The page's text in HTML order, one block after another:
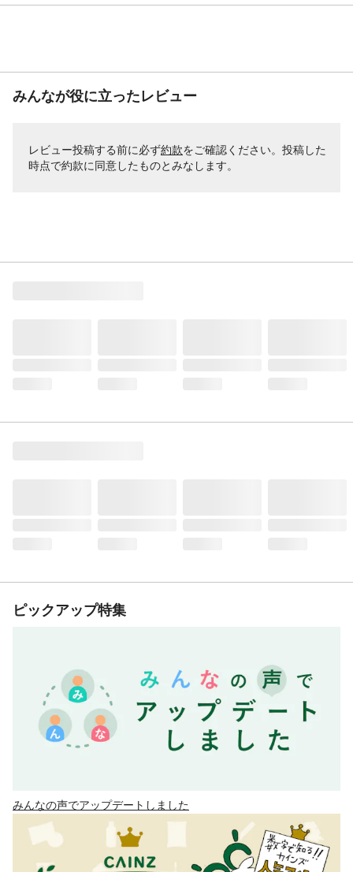
みんなが役に立ったレビュー
レビュー投稿する前に必ず約款をご確認ください。投稿した
時点で約款に同意したものとみなします。
ピックアップ特集
みんなの声でアップデートしました